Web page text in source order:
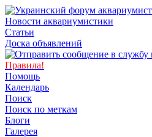
Новости аквариумистики
Статьи
Доска объявлений
Правила!
Помощь
Календарь
Поиск
Поиск по меткам
Блоги
Галерея